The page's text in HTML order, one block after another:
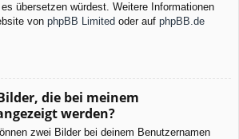
übersetzen würdest. Weitere Informationen
von phpBB Limited oder auf phpBB.de
die bei meinem
werden?
zwei Bilder bei deinem Benutzernamen